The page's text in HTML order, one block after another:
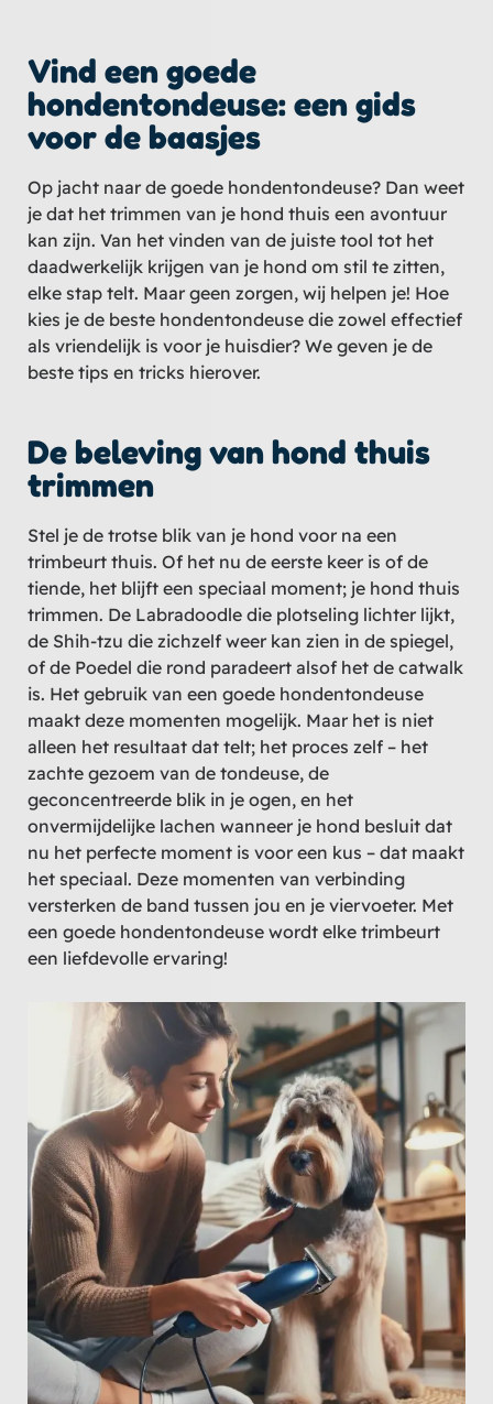
Vind een goede
hondentondeuse: een gids
voor de baasjes
Op jacht naar de goede hondentondeuse? Dan weet
je dat het trimmen van je hond thuis een avontuur
kan zijn. Van het vinden van de juiste tool tot het
daadwerkelijk krijgen van je hond om stil te zitten,
elke stap telt. Maar geen zorgen, wij helpen je! Hoe
kies je de beste hondentondeuse die zowel effectief
als vriendelijk is voor je huisdier? We geven je de
beste tips en tricks hierover.
De beleving van hond thuis
trimmen
Stel je de trotse blik van je hond voor na een
trimbeurt thuis. Of het nu de eerste keer is of de
tiende, het blijft een speciaal moment; je hond thuis
trimmen. De Labradoodle die plotseling lichter lijkt,
de Shih-tzu die zichzelf weer kan zien in de spiegel,
of de Poedel die rond paradeert alsof het de catwalk
is. Het gebruik van een goede hondentondeuse
maakt deze momenten mogelijk. Maar het is niet
alleen het resultaat dat telt; het proces zelf – het
zachte gezoem van de tondeuse, de
geconcentreerde blik in je ogen, en het
onvermijdelijke lachen wanneer je hond besluit dat
nu het perfecte moment is voor een kus – dat maakt
het speciaal. Deze momenten van verbinding
versterken de band tussen jou en je viervoeter. Met
een goede hondentondeuse wordt elke trimbeurt
een liefdevolle ervaring!